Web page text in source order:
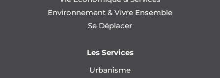
Environnement & Vivre Ensemble
Se Déplacer
Les Services
Urbanisme